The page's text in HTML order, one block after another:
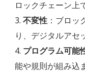
ロックチェーン上
不変性 ：ブロ
り、デジタルアセ
プログラム可能
能や規則が組み込